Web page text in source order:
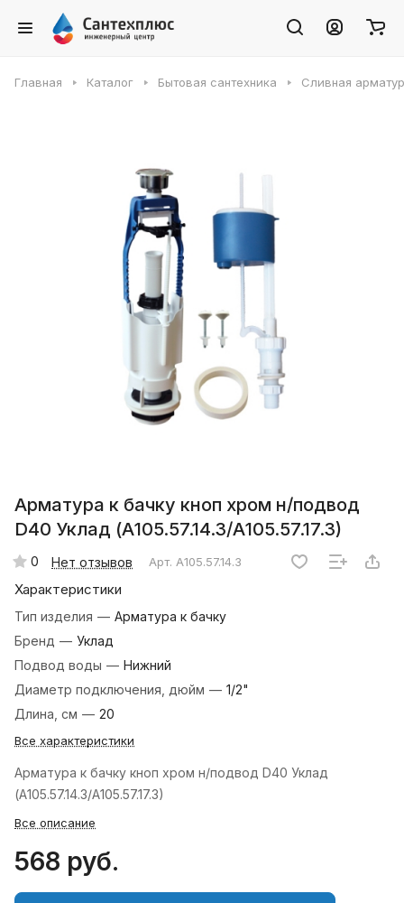
Главная Каталог Бытовая сантехника Сливная
Арматура к бачку кноп хром н/подвод
D40 Уклад (А105.57.14.3/А105.57.17.3)
0 Нет отзывов Арт. А105.57.14.3
Характеристики
Тип изделия — Арматура к бачку
Бренд — Уклад
Подвод воды — Нижний
Диаметр подключения, дюйм — 1/2"
Длина, см — 20
Все характеристики
Арматура к бачку кноп хром н/подвод D40 Уклад
(А105.57.14.3/А105.57.17.3)
Все описание
568 руб.